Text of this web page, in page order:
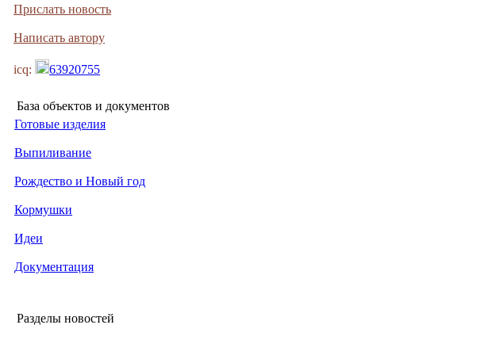
Прислать новость
Написать автору
icq: 63920755
База объектов и документов
Готовые изделия
Выпиливание
Рождество и Новый год
Кормушки
Идеи
Документация
Разделы новостей